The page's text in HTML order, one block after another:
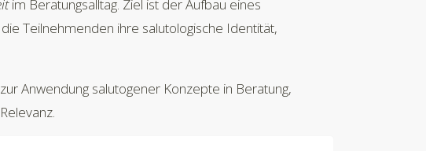
im Beratungsalltag. Ziel ist der Aufbau eines
Teilnehmenden ihre salutologische Identität,
Anwendung salutogener Konzepte in Beratung,